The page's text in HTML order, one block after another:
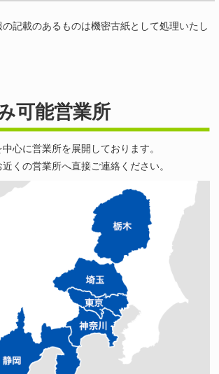
記載のあるものは機密古紙として処理いたし
可能営業所
心に営業所を展開しております。
くの営業所へ直接ご連絡ください。